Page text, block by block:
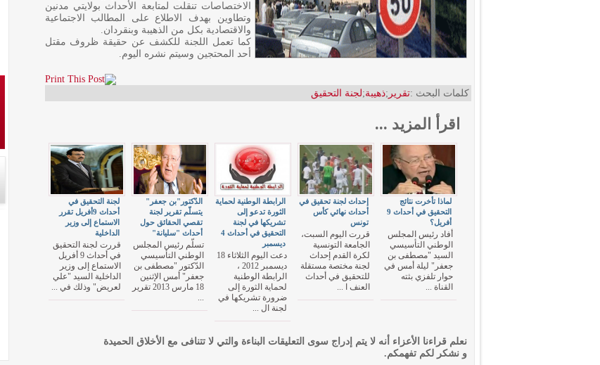
الاختصاصات تنقلت لمتابعة الأحداث بولايتي مدنين
وتطاوين بهدف الاطلاع على المطالب الاجتماعية
والاقتصادية بكل من الذهيبة وبنقردان.
كما تعمل اللجنة للكشف عن حقيقة ظروف مقتل
أحد المحتجين وسيتم نشره اليوم.
كلمات البحث :تقرير ;ذهيبة;لجنة التحقيق
اقرأ المزيد ...
لجنة التحقيق في
أحداث 9أفريل تقرر
الاستماع إلى وزير
الداخلية
قررت لجنة التحقيق
في أحداث 9 أفريل
الاستماع إلى وزير
الداخلية السيد "علي
لعريض" وذلك في ...
الدّكتور"بن جعفر"
يتسلّم تقرير لجنة
تقصي الحقائق حول
أحداث "سليانة"
تسلّم رئيس المجلس
الوطني التأسيسي
الدّكتور "مصطفى بن
جعفر" أمس الإثنين
18 مارس 2013 تقرير
...
الرابطة الوطنية لحماية
الثورة تدعو إلى
تشريكها في لجنة
التحقيق في أحداث 4
ديسمبر
دعت اليوم الثلاثاء 18
ديسمبر 2012 ،
الرابطة الوطنية
لحماية الثورة إلى
ضرورة تشريكها في
لجنة ال ...
إحداث لجنة تحقيق في
أحداث نهائي كأس
تونس
قررت اليوم السبت،
الجامعة التونسية
لكرة القدم إحداث
لجنة مختصة مستقلة
للتحقيق في أحداث
العنف ا ...
لماذا تأخرت نتائج
التحقيق في أحداث 9
أفريل؟
أفاد رئيس المجلس
الوطني التأسيسي
السيد "مصطفى بن
جعفر" ليلة أمس في
حوار تلفزي بثته
القناة ...
نعلم قراءنا الأعزاء أنه لا يتم إدراج سوى التعليقات البناءة والتي لا تتنافى مع الأخلاق الحميدة
و نشكر لكم تفهمكم.